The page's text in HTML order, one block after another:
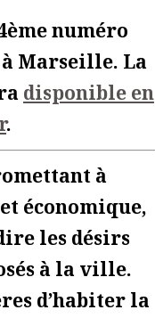
numéro
Marseille. La
disponible en
.
à
économique,
les désirs
à la ville.
d’habiter la